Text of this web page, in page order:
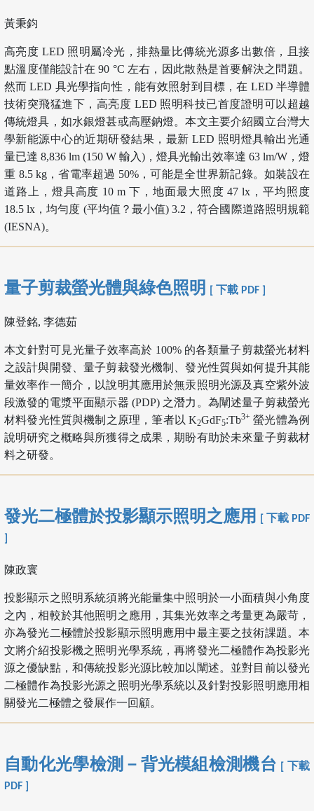
黃秉鈞
高亮度 LED 照明屬冷光，排熱量比傳統光源多出數倍，且接
點溫度僅能設計在 90 °C 左右，因此散熱是首要解決之問題。
然而 LED 具光學指向性，能有效照射到目標，在 LED 半導體
技術突飛猛進下，高亮度 LED 照明科技已首度證明可以超越
傳統燈具，如水銀燈甚或高壓鈉燈。本文主要介紹國立台灣大
學新能源中心的近期研發結果，最新 LED 照明燈具輸出光通
量已達 8,836 lm (150 W 輸入)，燈具光輸出效率達 63 lm/W，燈
重 8.5 kg，省電率超過 50%，可能是全世界新記錄。如裝設在
道路上，燈具高度 10 m 下，地面最大照度 47 lx，平均照度
18.5 lx，均勻度 (平均值？最小值) 3.2，符合國際道路照明規範
(IESNA)。
量子剪裁螢光體與綠色照明 [ 下載 PDF ]
陳登銘, 李德茹
本文針對可見光量子效率高於 100% 的各類量子剪裁螢光材料
之設計與開發、量子剪裁發光機制、發光性質與如何提升其能
量效率作一簡介，以說明其應用於無汞照明光源及真空紫外波
段激發的電漿平面顯示器 (PDP) 之潛力。為闡述量子剪裁螢光
材料發光性質與機制之原理，筆者以 K2GdF5:Tb3+ 螢光體為例
說明研究之概略與所獲得之成果，期盼有助於未來量子剪裁材
料之研發。
發光二極體於投影顯示照明之應用
[ 下載 PDF
陳政寰
投影顯示之照明系統須將光能量集中照明於一小面積與小角度
之內，相較於其他照明之應用，其集光效率之考量更為嚴苛，
亦為發光二極體於投影顯示照明應用中最主要之技術課題。本
文將介紹投影機之照明光學系統，再將發光二極體作為投影光
源之優缺點，和傳統投影光源比較加以闡述。並對目前以發光
二極體作為投影光源之照明光學系統以及針對投影照明應用相
關發光二極體之發展作一回顧。
自動化光學檢測－背光模組檢測機台
[ 下載
PDF ]